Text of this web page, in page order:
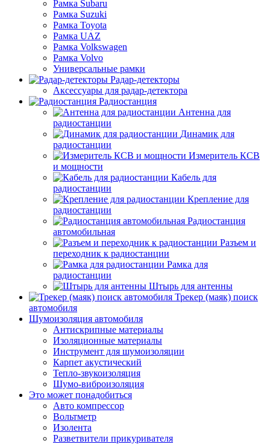
Рамка Subaru
Рамка Suzuki
Рамка Toyota
Рамка UAZ
Рамка Volkswagen
Рамка Volvo
Универсальные рамки
Радар-детекторы
Аксессуары для радар-детектора
Радиостанция
Антенна для
радиостанции
Динамик для
радиостанции
Измеритель КСВ
и мощности
Кабель для
радиостанции
Крепление для
радиостанции
Радиостанция
автомобильная
Разъем и
переходник к радиостанции
Рамка для
радиостанции
Штырь для антенны
Трекер (маяк) поиск
автомобиля
Шумоизоляция автомобиля
Антискрипные материалы
Изоляционные материалы
Инструмент для шумоизоляции
Карпет акустический
Тепло-звукоизоляция
Шумо-виброизоляция
Это может понадобиться
Авто компрессор
Вольтметр
Изолента
Разветвители прикуривателя